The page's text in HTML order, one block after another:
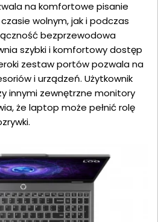
na komfortowe pisanie
wolnym, jak i podczas
bezprzewodowa
szybki i komfortowy dostęp
zestaw portów pozwala na
i urządzeń. Użytkownik
innymi zewnętrzne monitory
że laptop może pełnić rolę